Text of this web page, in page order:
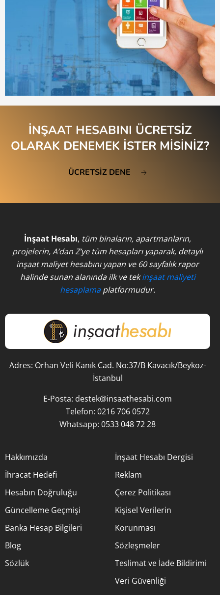
İNŞAAT HESABINI ÜCRETSİZ
OLARAK DENEMEK İSTER MİSİNİZ?
ÜCRETSİZ DENE
İnşaat Hesabı, tüm binaların, apartmanların,
projelerin, A’dan Z’ye tüm hesapları yaparak, detaylı
inşaat maliyet hesabını yapan ve 60 sayfalık rapor
halinde sunan alanında ilk ve tekinşaat maliyeti
hesaplamaplatformudur.
Adres: Orhan Veli Kanık Cad. No:37/B Kavacık/Beykoz-
İstanbul
E-Posta: destek@insaathesabi.com
Telefon: 0216 706 0572
Whatsapp: 0533 048 72 28
Hakkımızda
İhracat Hedefi
Hesabın Doğruluğu
Güncelleme Geçmişi
Banka Hesap Bilgileri
Blog
Sözlük
İnşaat Hesabı Dergisi
Reklam
Çerez Politikası
Kişisel Verilerin
Korunması
Sözleşmeler
Teslimat ve İade Bildirimi
Veri Güvenliği